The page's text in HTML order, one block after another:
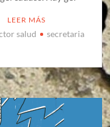
LEER MÁS
salud
secretaria